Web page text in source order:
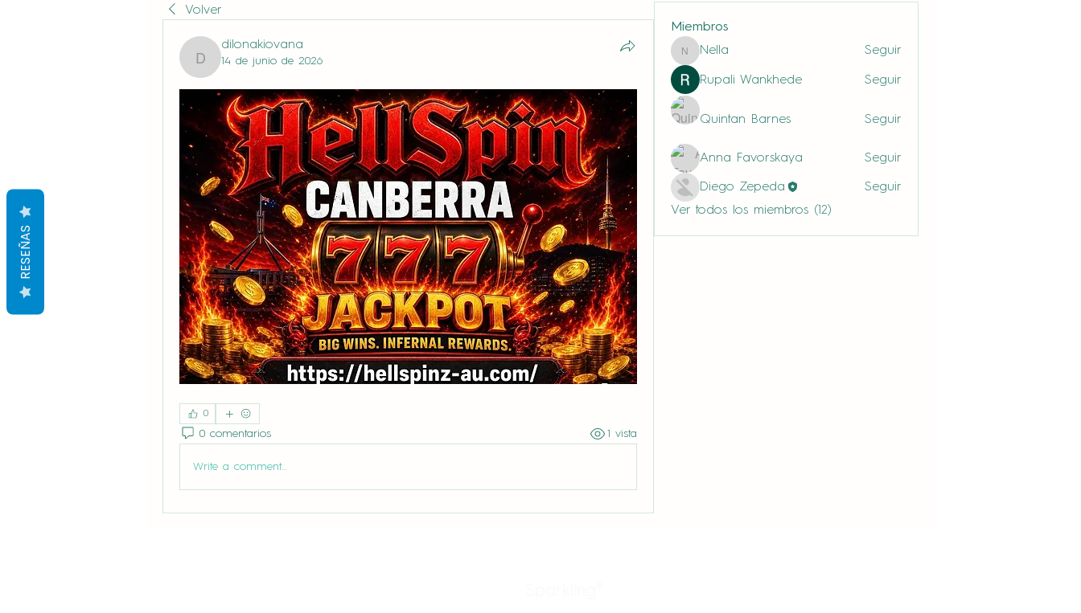
Volver
dilonakiovana
dilonakiovana
14 de junio de 2026
0
0 comentarios 1 vista
Write a comment...
Miembros
Nella
Nella Seguir
Rupali Wankhede Seguir
Quintan Barnes Seguir
Anna Favorskaya Seguir
Diego Zepeda
Seguir
Ver todos los miembros (12)
RESEÑAS